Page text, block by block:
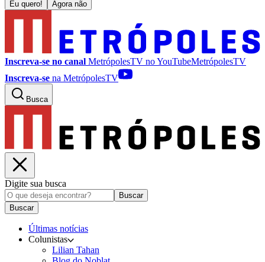
Eu quero! Agora não
Inscreva-se no canal MetrópolesTV noYouTubeMetrópolesTV
Inscreva-se na MetrópolesTV
Busca
Digite sua busca
Buscar
Buscar
Últimas notícias
Colunistas
Lilian Tahan